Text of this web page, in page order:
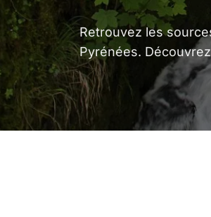
Retrouvez les
Pyrénées.